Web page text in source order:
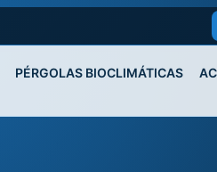
PÉRGOLAS BIOCLIMÁTICAS